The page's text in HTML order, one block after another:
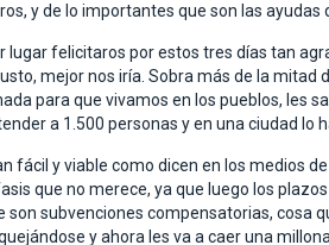
y de lo importantes que son las
lugar felicitaros por estos tres días tan
mejor nos iría. Sobra más de la
para que vivamos en los pueblos, les
a 1.500 personas y en una ciudad lo
fácil y viable como dicen en los medios
que no merece, ya que luego los
subvenciones compensatorias, cosa
y ahora les va a caer una